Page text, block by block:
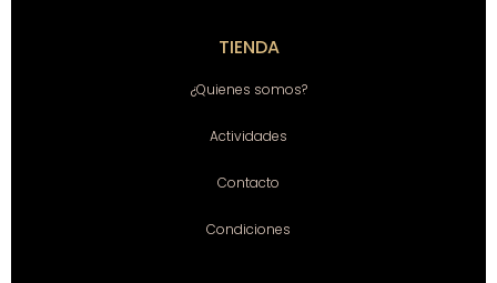
TIENDA
¿Quienes somos?
Actividades
Contacto
Condiciones